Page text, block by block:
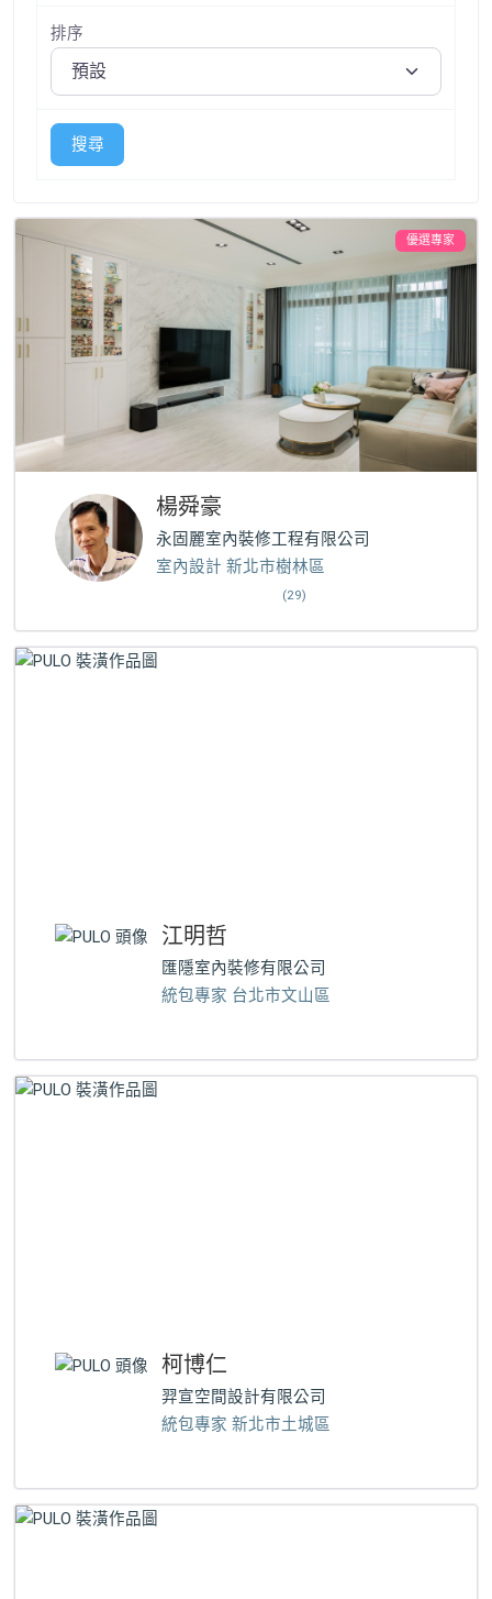
排序
搜尋
優選專家
楊舜豪
永固麗室內裝修工程有限公司
室內設計 新北市樹林區
(29)
江明哲
匯隱室內裝修有限公司
統包專家 台北市文山區
柯博仁
羿宣空間設計有限公司
統包專家 新北市土城區